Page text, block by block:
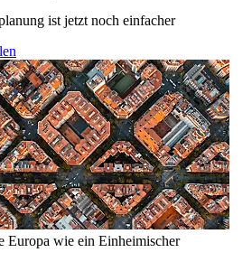
ist jetzt noch einfacher
Europa wie ein Einheimischer